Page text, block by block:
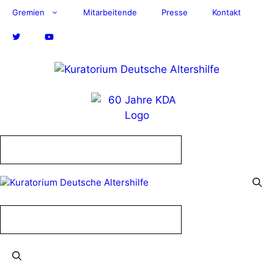
Zum
springen
Gremien Mitarbeitende Presse Kontakt